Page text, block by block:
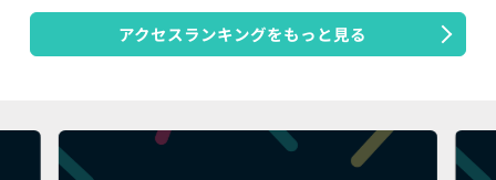
アクセスランキングをもっと見る